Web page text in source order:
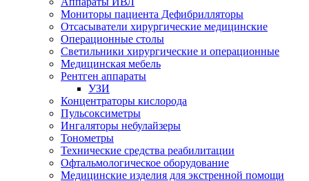
Мониторы пациента Дефибрилляторы
Отсасыватели хирургические медицинские
Операционные столы
Светильники хирургические и операционные
Медицинская мебель
Рентген аппараты
УЗИ
Концентраторы кислорода
Пульсоксиметры
Ингаляторы небулайзеры
Тонометры
Технические средства реабилитации
Офтальмологическое оборудование
Медицинские изделия для экстренной помощи